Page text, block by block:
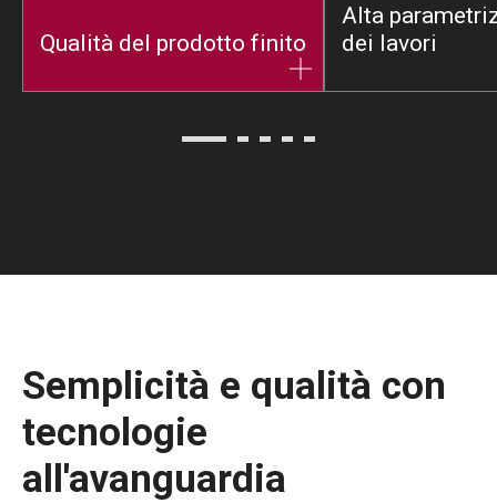
Qualità del prodotto finito
Alta
dei lavori
Semplicità e qualità con
tecnologie
all'avanguardia